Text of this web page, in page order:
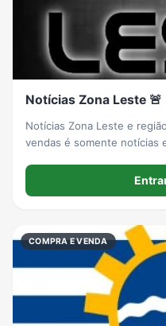
Notícias Zona Leste 🚨
Notícias Zona Leste e
vendas é somente notícias
COMPRA E VENDA